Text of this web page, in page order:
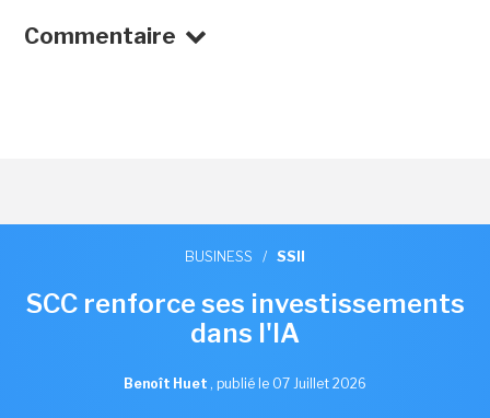
Commentaire
BUSINESS / SSII
SCC renforce ses investissements
dans l'IA
Benoît Huet , publié le 07 Juillet 2026